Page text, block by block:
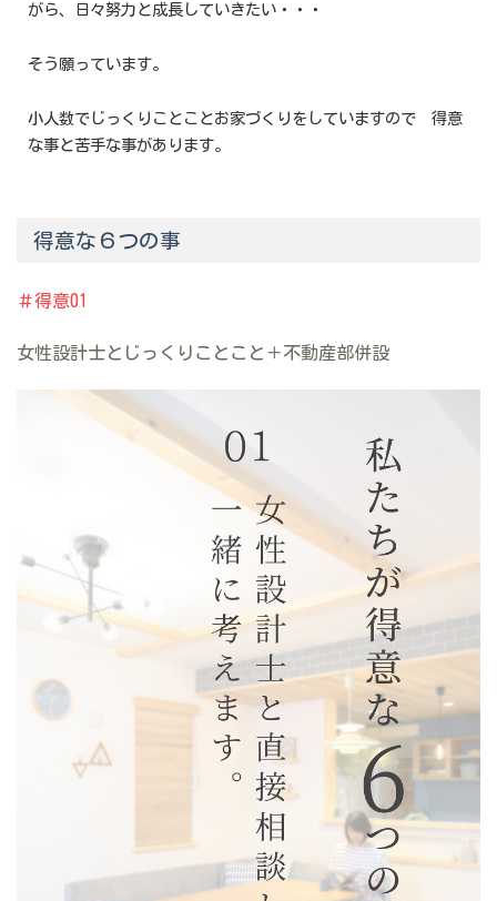
がら、日々努力と成長していきたい・・・
そう願っています。
小人数でじっくりことことお家づくりをしていますので 得意
な事と苦手な事があります。
得意な６つの事
＃得意01
女性設計士とじっくりことこと＋不動産部併設